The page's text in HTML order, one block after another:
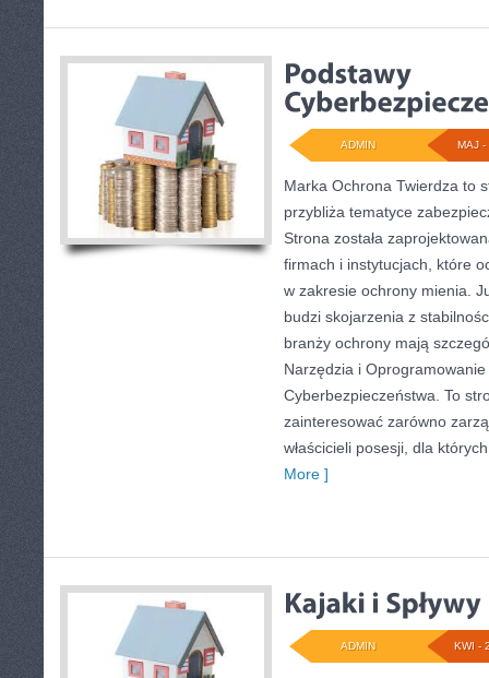
MAJ -
ADMIN
Marka Ochrona Twierdza to
przybliża tematyce
Strona została
firmach i instytucjach, które
w zakresie ochrony mienia.
budzi skojarzenia z
branży ochrony mają
Narzędzia i
Cyberbezpieczeństwa. To
zainteresować zarówno
właścicieli posesji, dla
More ]
KWI -
ADMIN